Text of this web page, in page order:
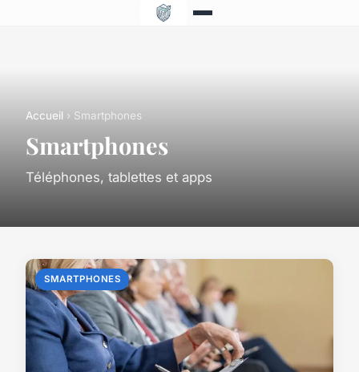
Accueil › Smartphones
Smartphones
Téléphones, tablettes et apps
SMARTPHONES